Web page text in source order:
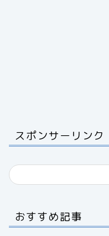
スポンサーリンク
おすすめ記事